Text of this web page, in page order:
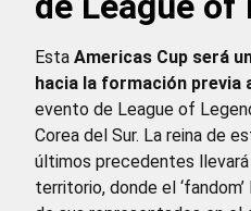
Esta Americas Cup será
hacia la formación previa
evento de League of
Corea del Sur. La reina de
últimos precedentes
territorio, donde el